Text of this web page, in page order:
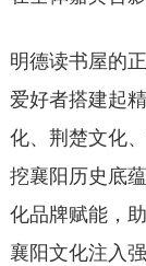
明德读书屋的
爱好者搭建起
化、荆楚文化
挖襄阳历史底
化品牌赋能，
襄阳文化注入